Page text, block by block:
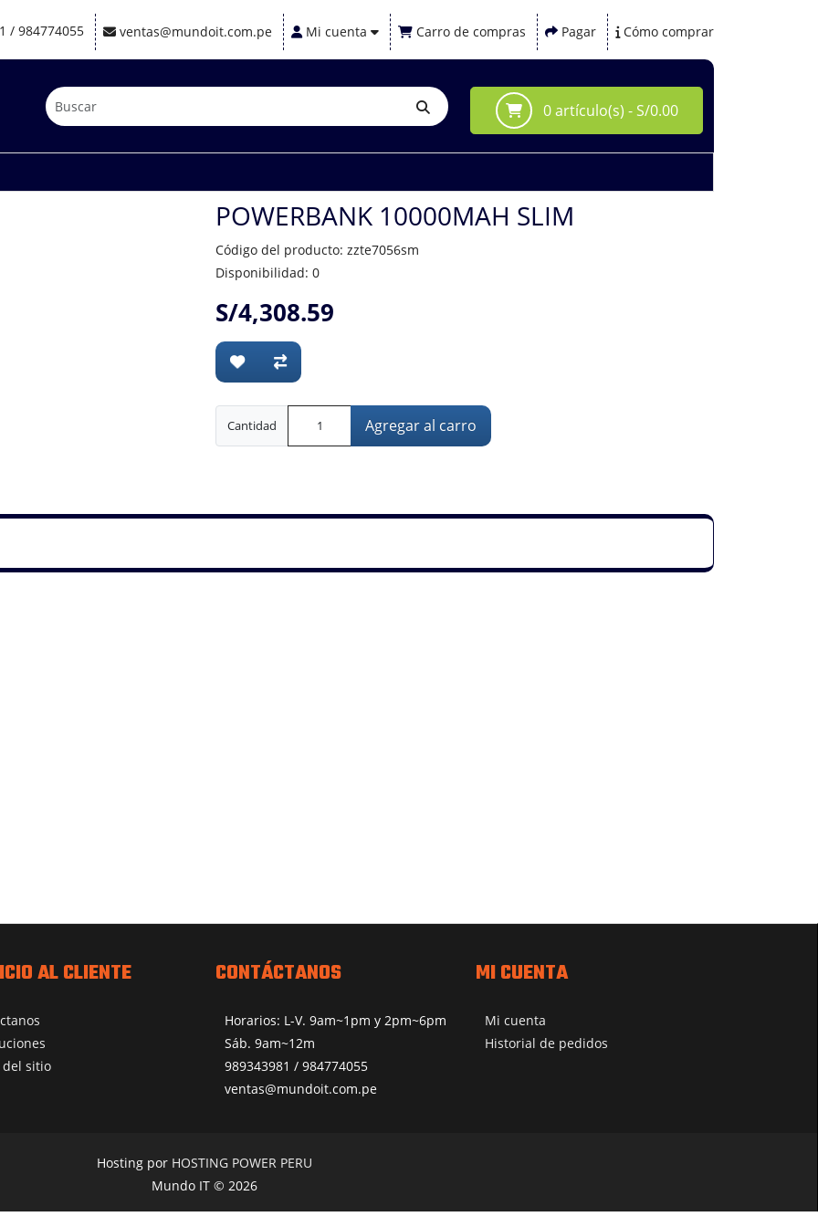
/ 984774055 ventas@mundoit.com.pe Mi cuenta Carro de compras Pagar Cómo comprar
0 artículo(s) - S/0.00
POWERBANK 10000MAH SLIM
Código del producto: zzte7056sm
Disponibilidad: 0
S/4,308.59
Cantidad Agregar al carro
AL CLIENTE
del sitio
CONTÁCTANOS
Horarios: L-V. 9am~1pm y 2pm~6pm
Sáb. 9am~12m
989343981 / 984774055
ventas@mundoit.com.pe
MI CUENTA
Mi cuenta
Historial de pedidos
Hosting por HOSTING POWER PERU
Mundo IT © 2026